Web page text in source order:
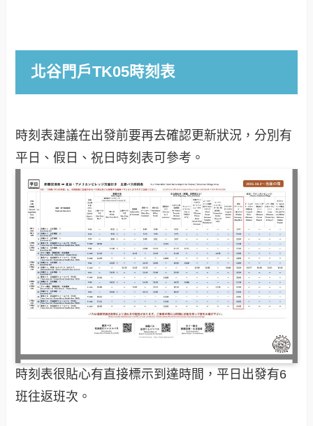
北谷門戶TK05時刻表
時刻表建議在出發前要再去確認更新狀況，分別有
平日、假日、祝日時刻表可參考。
時刻表很貼心有直接標示到達時間，平日出發有6
班往返班次。